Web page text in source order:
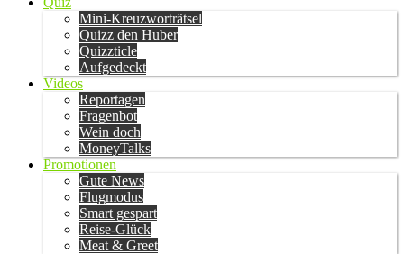
Mini-Kreuzworträtsel
Quizz den Huber
Quizzticle
Aufgedeckt
Videos
Reportagen
Fragenbot
Wein doch
MoneyTalks
Promotionen
Gute News
Flugmodus
Smart gespart
Reise-Glück
Meat & Greet